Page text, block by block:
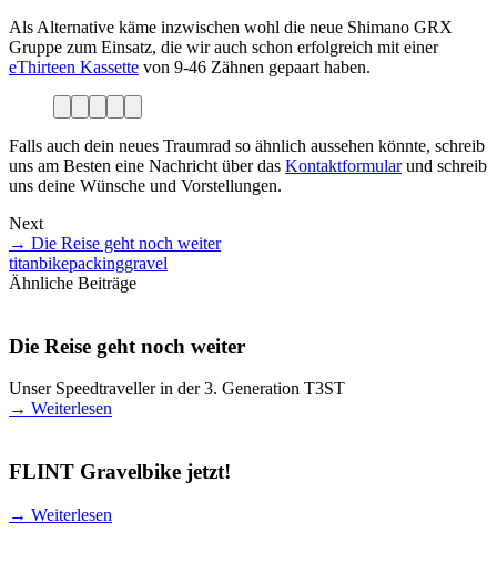
Als Alternative käme inzwischen wohl die neue Shimano GRX
Gruppe zum Einsatz, die wir auch schon erfolgreich mit einer
eThirteen Kassette von 9-46 Zähnen gepaart haben.
Falls auch dein neues Traumrad so ähnlich aussehen könnte, schreib
uns am Besten eine Nachricht über das Kontaktformularund schreib
uns deine Wünsche und Vorstellungen.
Next
→ Die Reise geht noch weiter
titanbikepackinggravel
Ähnliche Beiträge
Die Reise geht noch weiter
Unser Speedtraveller in der 3. Generation T3ST
→ Weiterlesen
FLINT Gravelbike jetzt!
→ Weiterlesen